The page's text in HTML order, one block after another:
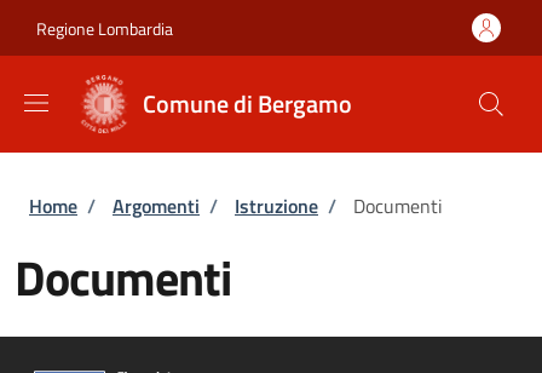
Regione Lombardia
Comune di Bergamo
Briciole di pane
Home / Argomenti / Istruzione / Documenti
Documenti